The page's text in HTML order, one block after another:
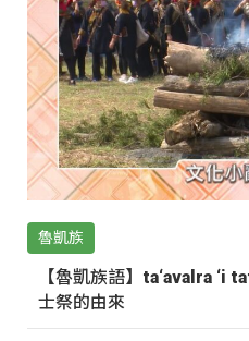
魯凱族
【魯凱族語】ta‘avalra ‘i
士祭的由來